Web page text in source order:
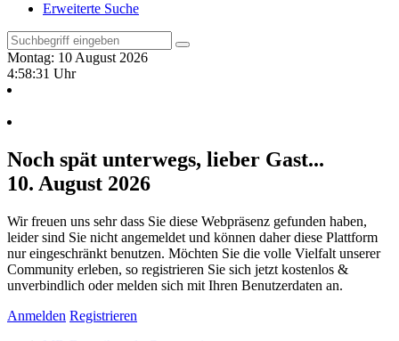
Erweiterte Suche
Montag: 10 August 2026
4:58:32 Uhr
Noch spät unterwegs, lieber Gast...
10. August 2026
Wir freuen uns sehr dass Sie diese Webpräsenz gefunden haben,
leider sind Sie nicht angemeldet und können daher diese Plattform
nur eingeschränkt benutzen. Möchten Sie die volle Vielfalt unserer
Community erleben, so registrieren Sie sich jetzt kostenlos &
unverbindlich oder melden sich mit Ihren Benutzerdaten an.
Anmelden Registrieren